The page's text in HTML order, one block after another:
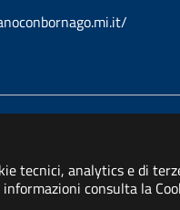
tecnici, analytics e di
informazioni consulta la